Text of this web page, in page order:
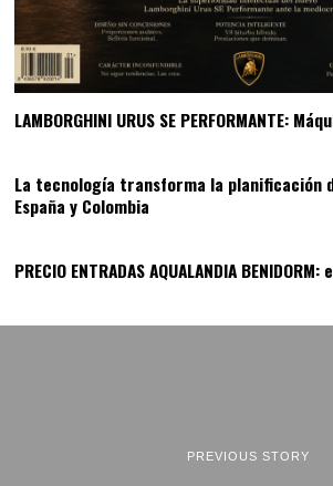
LAMBORGHINI URUS SE PERFORMANTE:
La tecnología transforma la planificación
España y Colombia
PRECIO ENTRADAS AQUALANDIA
PREVIOUS STORY